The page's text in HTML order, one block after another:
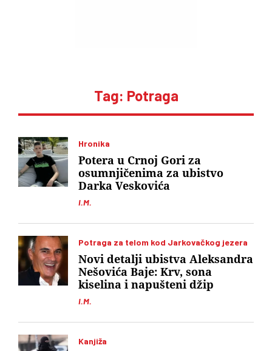
Tag: Potraga
Hronika
I.M.
Potera u Crnoj Gori za
osumnjičenima za ubistvo
Darka Veskovića
Potraga za telom kod Jarkovačkog jezera
I.M.
Novi detalji ubistva Aleksandra
Nešovića Baje: Krv, sona
kiselina i napušteni džip
Kanjiža